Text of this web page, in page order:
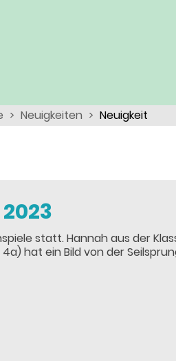
Neuigkeiten Neuigkeit
statt. Hannah aus der
hat ein Bild von der